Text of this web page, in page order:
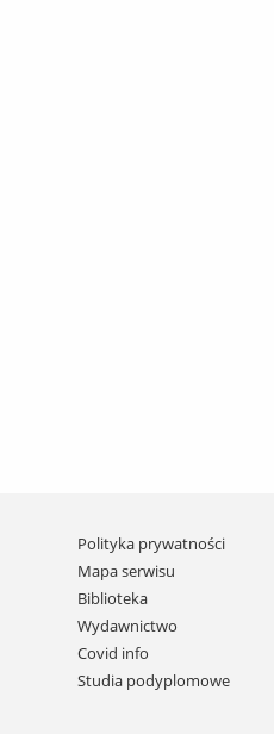
Pomiń
nawigację
i
przejdź
do
treści
Polityka prywatności
Mapa serwisu
Biblioteka
Wydawnictwo
Covid info
Studia podyplomowe